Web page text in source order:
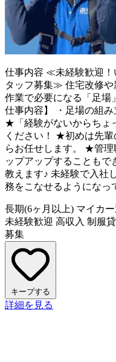
仕事内容 ≪未経験歓迎！
タッフ募集≫ 住宅改修
作業で必要になる「足場
仕事内容】 ・足場の組
★「経験がないからちょ
ください！ ★初めは先
らお任せします。 ★管理
ップアップすることもで
教えます♪ 未経験で入社
務をこなせるようになっ
長期(6ヶ月以上) マイカ
未経験歓迎 高収入 制服
募集
キープする
詳細を見る